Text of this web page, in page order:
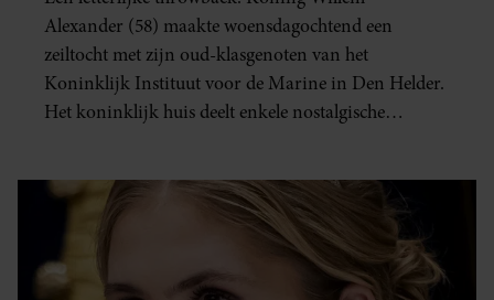
Alexander (58) maakte woensdagochtend een
zeiltocht met zijn oud-klasgenoten van het
Koninklijk Instituut voor de Marine in Den Helder.
Het koninklijk huis deelt enkele nostalgische